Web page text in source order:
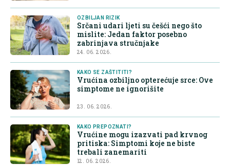
OZBILJAN RIZIK
Srčani udari ljeti su češći nego što
mislite: Jedan faktor posebno
zabrinjava stručnjake
24. 06. 2026.
KAKO SE ZAŠTITITI?
Vrućina ozbiljno opterećuje srce: Ove
simptome ne ignorišite
23. 06. 2026.
KAKO PREPOZNATI?
Vrućine mogu izazvati pad krvnog
pritiska: Simptomi koje ne biste
trebali zanemariti
12. 06. 2026.